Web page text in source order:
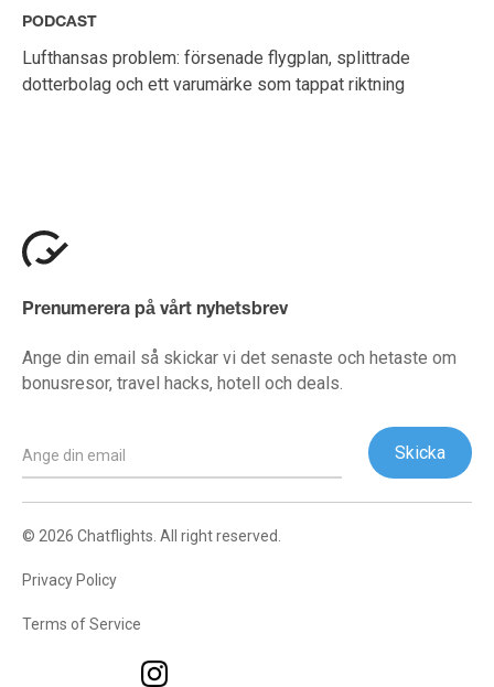
PODCAST
Lufthansas problem: försenade flygplan, splittrade
dotterbolag och ett varumärke som tappat riktning
Prenumerera på vårt nyhetsbrev
Ange din email så skickar vi det senaste och hetaste om
bonusresor, travel hacks, hotell och deals.
© 2026 Chatflights. All right reserved.
Privacy Policy
Terms of Service